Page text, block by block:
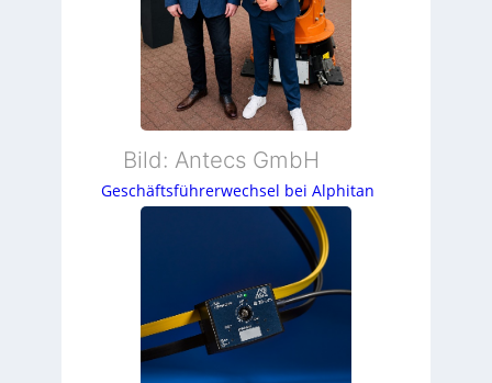
Bild: Antecs GmbH
Geschäftsführerwechsel bei Alphitan